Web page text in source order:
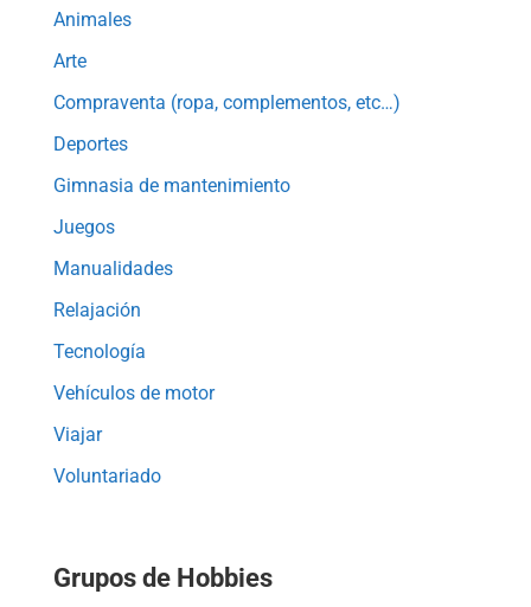
Animales
Arte
Compraventa (ropa, complementos, etc…)
Deportes
Gimnasia de mantenimiento
Juegos
Manualidades
Relajación
Tecnología
Vehículos de motor
Viajar
Voluntariado
Grupos de Hobbies